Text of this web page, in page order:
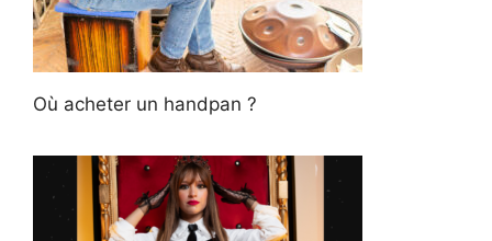
Où acheter un handpan ?